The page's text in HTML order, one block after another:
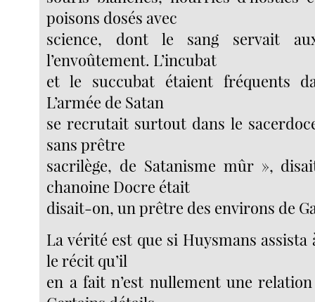
poisons dosés avec
science, dont le sang servait
l’envoûtement. L’incubat
et le succubat étaient fréquents
L’armée de Satan
se recrutait surtout dans le
sans prêtre
sacrilège, de Satanisme mûr »,
chanoine Docre était
disait-on, un prêtre des environs de
La vérité est que si Huysmans assista
le récit qu’il
en a fait n’est nullement une